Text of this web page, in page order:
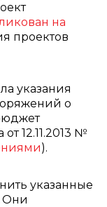
на
проектов
указания
о
12.11.2013 №
).
указанные
Они